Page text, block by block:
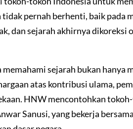
pernah berhenti, baik pada
dan sejarah akhirnya dikoreksi
sejarah bukan hanya
atas kontribusi ulama,
HNW mencontohkan
Sanusi, yang bekerja